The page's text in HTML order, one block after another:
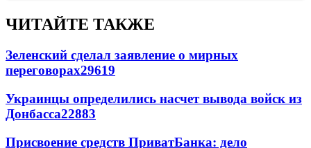
ЧИТАЙТЕ ТАКЖЕ
Зеленский сделал заявление о мирных
переговорах29619
Украинцы определились насчет вывода войск из
Донбасса22883
Присвоение средств ПриватБанка: дело